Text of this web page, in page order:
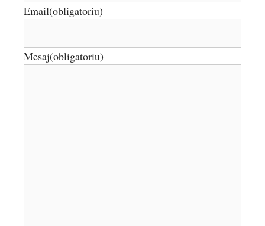
Email(obligatoriu)
Mesaj(obligatoriu)